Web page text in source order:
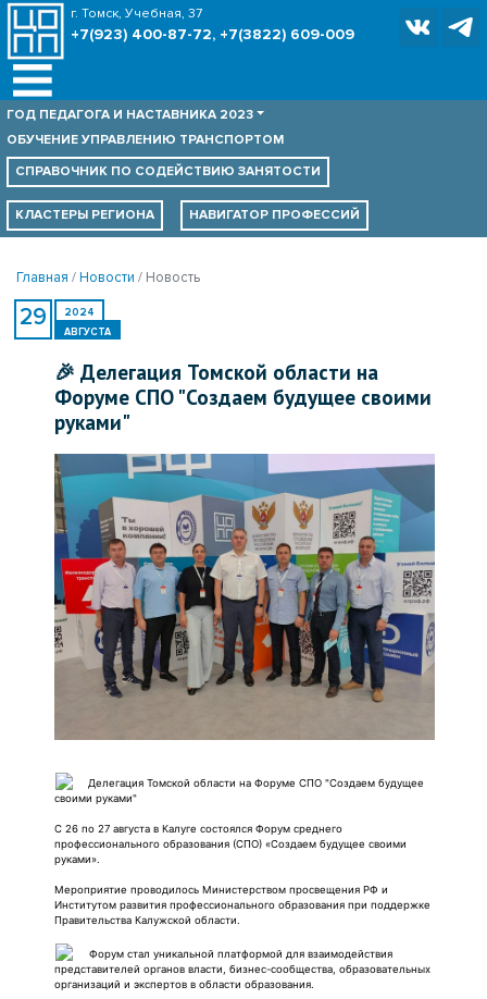
г. Томск, Учебная, 37
+7(923) 400-87-72, +7(3822) 609-009
ГОД ПЕДАГОГА И НАСТАВНИКА 2023
ОБУЧЕНИЕ УПРАВЛЕНИЮ ТРАНСПОРТОМ
СПРАВОЧНИК ПО СОДЕЙСТВИЮ ЗАНЯТОСТИ
КЛАСТЕРЫ РЕГИОНА НАВИГАТОР ПРОФЕССИЙ
Главная Новости Новость
29 2024
АВГУСТА
🎉 Делегация Томской области на
Форуме СПО "Создаем будущее своими
руками"
Делегация Томской области на Форуме СПО "Создаем будущее
своими руками"
С 26 по 27 августа в Калуге состоялся Форум среднего
профессионального образования (СПО) «Создаем будущее своими
руками».
Мероприятие проводилось Министерством просвещения РФ и
Институтом развития профессионального образования при поддержке
Правительства Калужской области.
Форум стал уникальной платформой для взаимодействия
представителей органов власти, бизнес-сообщества, образовательных
организаций и экспертов в области образования.